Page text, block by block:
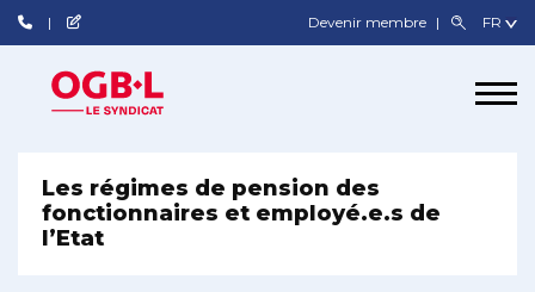
Devenir membre
Les régimes de pension des
fonctionnaires et employé.e.s de
l’Etat